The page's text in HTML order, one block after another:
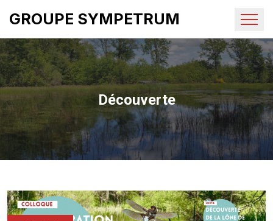
GROUPE SYMPETRUM
Découverte